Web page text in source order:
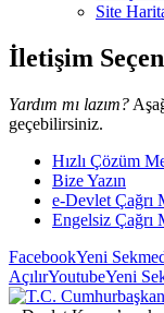
Site
İletişim
Yardım mı lazım?
geçebilirsiniz.
Hızlı Çözüm
Bize Yazın
e-Devlet Çağrı
Engelsiz Çağrı
FacebookYeni
AçılırYoutubeYeni